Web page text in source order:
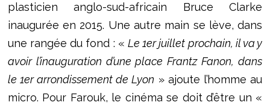
plasticien anglo-sud-africain Bruce Clarke
inaugurée en 2015. Une autre main se lève, dans
une rangée du fond : « Le 1er juillet prochain, il va y
avoir l’inauguration d’une place Frantz Fanon, dans
le 1er arrondissement de Lyon » ajoute l’homme au
micro. Pour Farouk, le cinéma se doit d’être un «